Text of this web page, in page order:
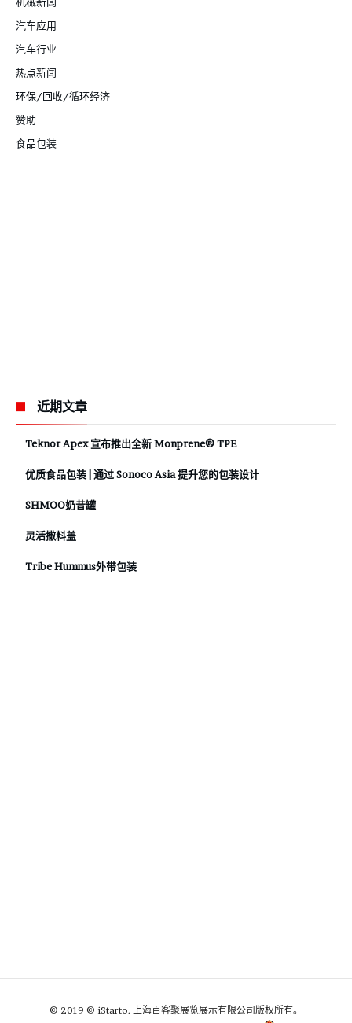
汽车应用
汽车行业
热点新闻
环保/回收/循环经济
赞助
食品包装
近期文章
Teknor Apex 宣布推出全新 Monprene® TPE
优质食品包装 | 通过 Sonoco Asia 提升您的包装设计
SHMOO奶昔罐
灵活撒料盖
Tribe Hummus外带包装
© 2019 © iStarto. 上海百客聚展览展示有限公司版权所有。